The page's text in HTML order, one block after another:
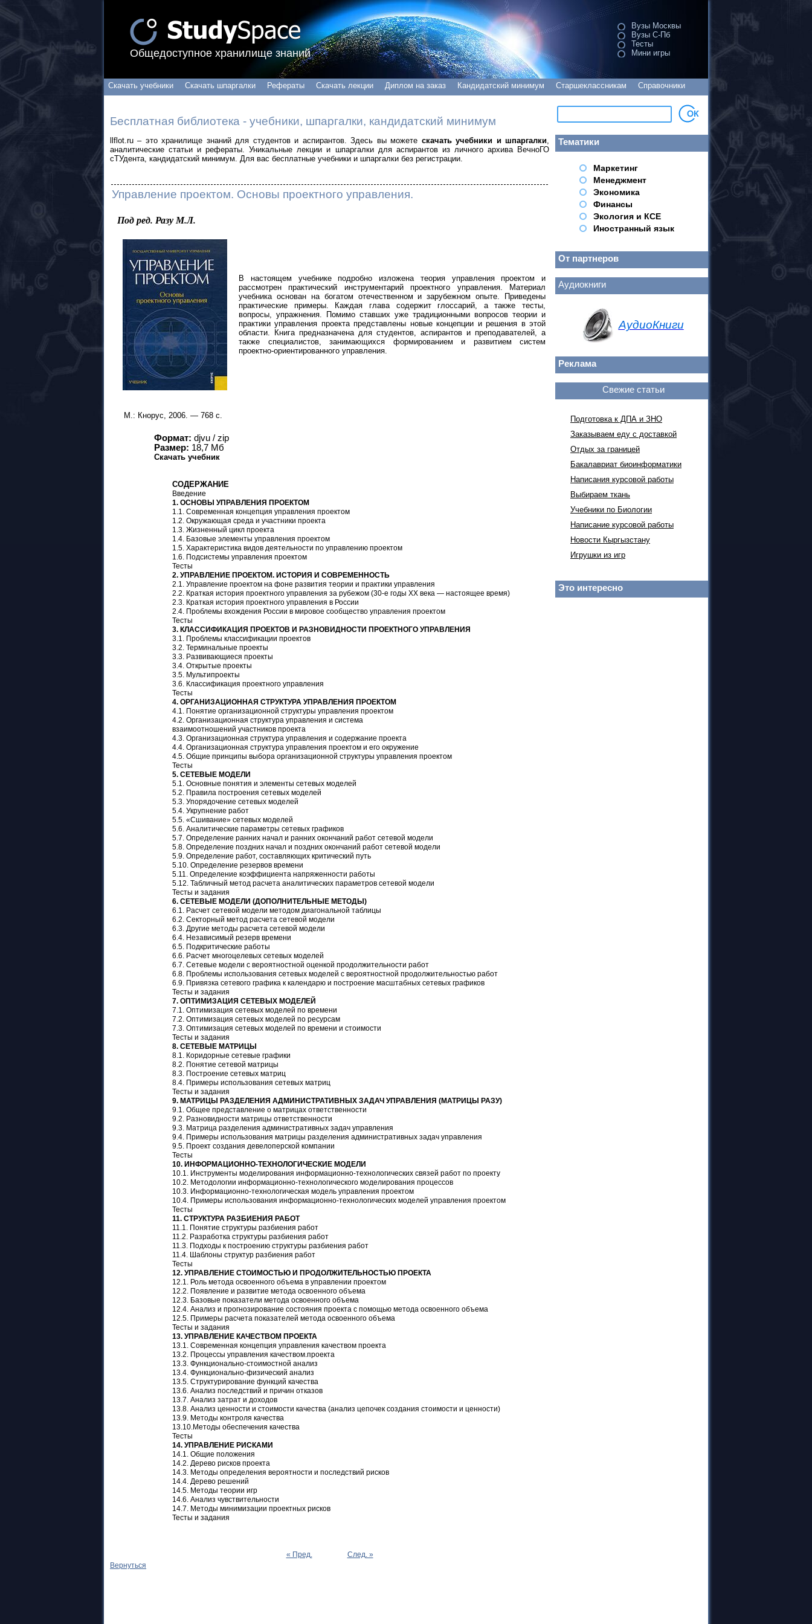
Общедоступное хранилище знаний
Вузы Москвы
Вузы С-Пб
Тесты
Мини игры
Скачать учебники Скачать шпаргалки Рефераты Скачать лекции Диплом на заказ Кандидатский минимум Старшеклассникам Справочники
Бесплатная библиотека - учебники, шпаргалки, кандидатский минимум
llflot.ru – это хранилище знаний для студентов и аспирантов. Здесь вы можете скачать учебники и шпаргалки
аналитические статьи и рефераты. Уникальные лекции и шпаргалки для аспирантов из личного архива ВечноГО
сТУдента, кандидатский минимум. Для вас бесплатные учебники и шпаргалки без регистрации.
Управление проектом. Основы проектного управления.
Под ред. Разу М.Л.
В настоящем учебнике подробно изложена теория управления проектом и
рассмотрен практический инструментарий проектного управления. Материал
учебника основан на богатом отечественном и зарубежном опыте. Приведены
практические примеры. Каждая глава содержит глоссарий, а также тесты,
вопросы, упражнения. Помимо ставших уже традиционными вопросов теории и
практики управления проекта представлены новые концепции и решения в этой
области. Книга предназначена для студентов, аспирантов и преподавателей, а
также специалистов, занимающихся формированием и развитием систем
проектно-ориентированного управления.
М.: Кнорус, 2006. — 768 с.
Формат: djvu / zip
Размер: 18,7 Мб
Скачать учебник
СОДЕРЖАНИЕ
Введение
1. ОСНОВЫ УПРАВЛЕНИЯ ПРОЕКТОМ
1.1. Современная концепция управления проектом
1.2. Окружающая среда и участники проекта
1.3. Жизненный цикл проекта
1.4. Базовые элементы управления проектом
1.5. Характеристика видов деятельности по управлению проектом
1.6. Подсистемы управления проектом
Тесты
2. УПРАВЛЕНИЕ ПРОЕКТОМ. ИСТОРИЯ И СОВРЕМЕННОСТЬ
2.1. Управление проектом на фоне развития теории и практики управления
2.2. Краткая история проектного управления за рубежом (30-е годы XX века — настоящее время)
2.3. Краткая история проектного управления в России
2.4. Проблемы вхождения России в мировое сообщество управления проектом
Тесты
3. КЛАССИФИКАЦИЯ ПРОЕКТОВ И РАЗНОВИДНОСТИ ПРОЕКТНОГО УПРАВЛЕНИЯ
3.1. Проблемы классификации проектов
3.2. Терминальные проекты
3.3. Развивающиеся проекты
3.4. Открытые проекты
3.5. Мультипроекты
3.6. Классификация проектного управления
Тесты
4. ОРГАНИЗАЦИОННАЯ СТРУКТУРА УПРАВЛЕНИЯ ПРОЕКТОМ
4.1. Понятие организационной структуры управления проектом
4.2. Организационная структура управления и система
взаимоотношений участников проекта
4.3. Организационная структура управления и содержание проекта
4.4. Организационная структура управления проектом и его окружение
4.5. Общие принципы выбора организационной структуры управления проектом
Тесты
5. СЕТЕВЫЕ МОДЕЛИ
5.1. Основные понятия и элементы сетевых моделей
5.2. Правила построения сетевых моделей
5.3. Упорядочение сетевых моделей
5.4. Укрупнение работ
5.5. «Сшивание» сетевых моделей
5.6. Аналитические параметры сетевых графиков
5.7. Определение ранних начал и ранних окончаний работ сетевой модели
5.8. Определение поздних начал и поздних окончаний работ сетевой модели
5.9. Определение работ, составляющих критический путь
5.10. Определение резервов времени
5.11. Определение коэффициента напряженности работы
5.12. Табличный метод расчета аналитических параметров сетевой модели
Тесты и задания
6. СЕТЕВЫЕ МОДЕЛИ (ДОПОЛНИТЕЛЬНЫЕ МЕТОДЫ)
6.1. Расчет сетевой модели методом диагональной таблицы
6.2. Секторный метод расчета сетевой модели
6.3. Другие методы расчета сетевой модели
6.4. Независимый резерв времени
6.5. Подкритические работы
6.6. Расчет многоцелевых сетевых моделей
6.7. Сетевые модели с вероятностной оценкой продолжительности работ
6.8. Проблемы использования сетевых моделей с вероятностной продолжительностью работ
6.9. Привязка сетевого графика к календарю и построение масштабных сетевых графиков
Тесты и задания
7. ОПТИМИЗАЦИЯ СЕТЕВЫХ МОДЕЛЕЙ
7.1. Оптимизация сетевых моделей по времени
7.2. Оптимизация сетевых моделей по ресурсам
7.3. Оптимизация сетевых моделей по времени и стоимости
Тесты и задания
8. СЕТЕВЫЕ МАТРИЦЫ
8.1. Коридорные сетевые графики
8.2. Понятие сетевой матрицы
8.3. Построение сетевых матриц
8.4. Примеры использования сетевых матриц
Тесты и задания
9. МАТРИЦЫ РАЗДЕЛЕНИЯ АДМИНИСТРАТИВНЫХ ЗАДАЧ УПРАВЛЕНИЯ (МАТРИЦЫ РАЗУ)
9.1. Общее представление о матрицах ответственности
9.2. Разновидности матрицы ответственности
9.3. Матрица разделения административных задач управления
9.4. Примеры использования матрицы разделения административных задач управления
9.5. Проект создания девелоперской компании
Тесты
10. ИНФОРМАЦИОННО-ТЕХНОЛОГИЧЕСКИЕ МОДЕЛИ
10.1. Инструменты моделирования информационно-технологических связей работ по проекту
10.2. Методологии информационно-технологического моделирования процессов
10.3. Информационно-технологическая модель управления проектом
10.4. Примеры использования информационно-технологических моделей управления проектом
Тесты
11. СТРУКТУРА РАЗБИЕНИЯ РАБОТ
11.1. Понятие структуры разбиения работ
11.2. Разработка структуры разбиения работ
11.3. Подходы к построению структуры разбиения работ
11.4. Шаблоны структур разбиения работ
Тесты
12. УПРАВЛЕНИЕ СТОИМОСТЬЮ И ПРОДОЛЖИТЕЛЬНОСТЬЮ ПРОЕКТА
12.1. Роль метода освоенного объема в управлении проектом
12.2. Появление и развитие метода освоенного объема
12.3. Базовые показатели метода освоенного объема
12.4. Анализ и прогнозирование состояния проекта с помощью метода освоенного объема
12.5. Примеры расчета показателей метода освоенного объема
Тесты и задания
13. УПРАВЛЕНИЕ КАЧЕСТВОМ ПРОЕКТА
13.1. Современная концепция управления качеством проекта
13.2. Процессы управления качеством.проекта
13.3. Функционально-стоимостной анализ
13.4. Функционально-физический анализ
13.5. Структурирование функций качества
13.6. Анализ последствий и причин отказов
13.7. Анализ затрат и доходов
13.8. Анализ ценности и стоимости качества (анализ цепочек создания стоимости и ценности)
13.9. Методы контроля качества
13.10.Методы обеспечения качества
Тесты
14. УПРАВЛЕНИЕ РИСКАМИ
14.1. Общие положения
14.2. Дерево рисков проекта
14.3. Методы определения вероятности и последствий рисков
14.4. Дерево решений
14.5. Методы теории игр
14.6. Анализ чувствительности
14.7. Методы минимизации проектных рисков
Тесты и задания
« Пред.
След. »
Вернуться
Тематики
Маркетинг
Менеджмент
Экономика
Финансы
Экология и КСЕ
Иностранный язык
От партнеров
Аудиокниги
АудиоКниги
Реклама
Свежие статьи
Подготовка к ДПА и ЗНО
Заказываем еду с доставкой
Отдых за границей
Бакалавриат биоинформатики
Написания курсовой работы
Выбираем ткань
Учебники по Биологии
Написание курсовой работы
Новости Кыргызстану
Игрушки из игр
Это интересно